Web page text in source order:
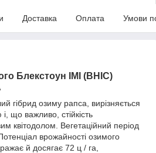
Доставка Оплата Умови
Блекстоун ІМІ (ВНІС)
гібрид озиму рапса, вирізняється
і, що важливо, стійкість
квітодолом. Вегетаційний період
врожайності озимого
й досягає 72 ц / га,